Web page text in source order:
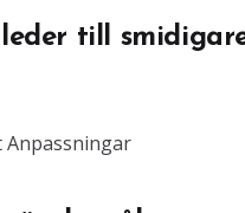
till
Anpassningar